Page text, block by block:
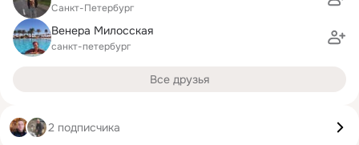
Санкт-Петербург
Венера Милосская
санкт-петербург
Все друзья
2 подписчика